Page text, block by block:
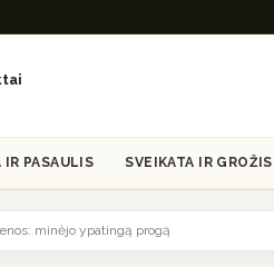
IR PASAULIS SVEIKATA IR GROŽIS
minėjo ypatingą progą